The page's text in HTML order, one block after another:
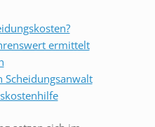
ermittelt
Scheidungsanwalt